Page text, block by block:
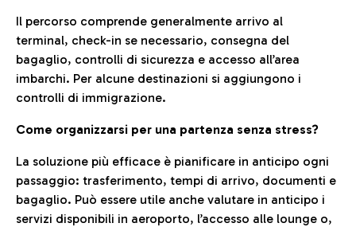
Il percorso comprende generalmente arrivo al
terminal, check-in se necessario, consegna del
bagaglio, controlli di sicurezza e accesso all’area
imbarchi. Per alcune destinazioni si aggiungono i
controlli di immigrazione.
Come organizzarsi per una partenza senza stress?
La soluzione più efficace è pianificare in anticipo ogni
passaggio: trasferimento, tempi di arrivo, documenti e
bagaglio. Può essere utile anche valutare in anticipo i
servizi disponibili in aeroporto, l’accesso alle lounge o,